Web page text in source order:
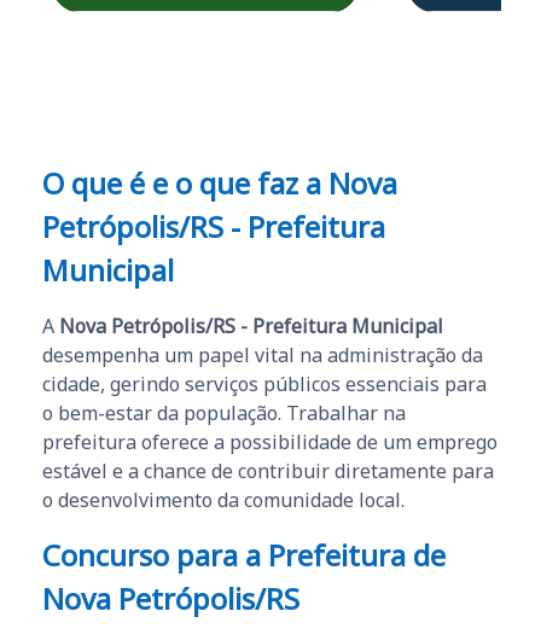
O que é e o que faz a Nova
Petrópolis/RS - Prefeitura
Municipal
A Nova Petrópolis/RS - Prefeitura Municipal
desempenha um papel vital na administração da
cidade, gerindo serviços públicos essenciais para
o bem-estar da população. Trabalhar na
prefeitura oferece a possibilidade de um emprego
estável e a chance de contribuir diretamente para
o desenvolvimento da comunidade local.
Concurso para a Prefeitura de
Nova Petrópolis/RS